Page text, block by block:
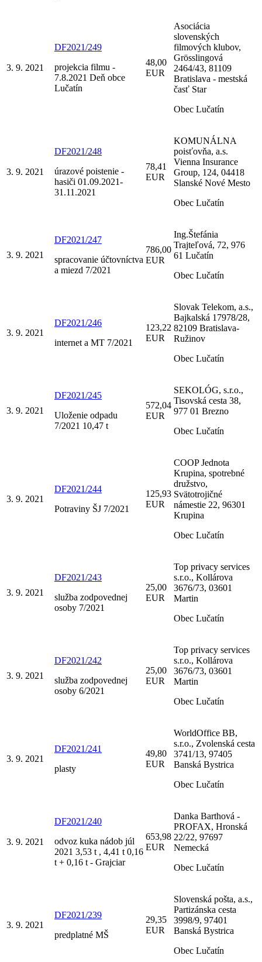
3. 9. 2021
DF2021/249
projekcia filmu -
7.8.2021 Deň obce
Lučatín
48,00
EUR
Asociácia
slovenských
filmových klubov,
Grösslingová
2464/43, 81109
Bratislava - mestská
časť Star
Obec Lučatín
3. 9. 2021
DF2021/248
úrazové poistenie -
hasiči 01.09.2021-
31.11.2021
78,41
EUR
KOMUNÁLNA
poisťovňa, a.s.
Vienna Insurance
Group, 124, 04418
Slanské Nové Mesto
Obec Lučatín
3. 9. 2021
DF2021/247
spracovanie účtovníctva
a miezd 7/2021
786,00
EUR
Ing.Štefánia
Trajteľová, 72, 976
61 Lučatín
Obec Lučatín
3. 9. 2021
DF2021/246
internet a MT 7/2021
123,22
EUR
Slovak Telekom, a.s.,
Bajkalská 17978/28,
82109 Bratislava-
Ružinov
Obec Lučatín
3. 9. 2021
DF2021/245
Uloženie odpadu
7/2021 10,47 t
572,04
EUR
SEKOLÓG, s.r.o.,
Tisovská cesta 38,
977 01 Brezno
Obec Lučatín
3. 9. 2021
DF2021/244
Potraviny ŠJ 7/2021
125,93
EUR
COOP Jednota
Krupina, spotrebné
družstvo,
Svätotrojičné
námestie 22, 96301
Krupina
Obec Lučatín
3. 9. 2021
DF2021/243
služba zodpovednej
osoby 7/2021
25,00
EUR
Top privacy services
s.r.o., Kollárova
3676/73, 03601
Martin
Obec Lučatín
3. 9. 2021
DF2021/242
služba zodpovednej
osoby 6/2021
25,00
EUR
Top privacy services
s.r.o., Kollárova
3676/73, 03601
Martin
Obec Lučatín
3. 9. 2021
DF2021/241
plasty
49,80
EUR
WorldOffice BB,
s.r.o., Zvolenská cesta
3741/13, 97405
Banská Bystrica
Obec Lučatín
3. 9. 2021
DF2021/240
odvoz kuka nádob júl
2021 3,53 t , 4,41 t 0,16
t + 0,16 t - Grajciar
653,98
EUR
Danka Barthová -
PROFAX, Hronská
22/22, 97697
Nemecká
Obec Lučatín
3. 9. 2021
DF2021/239
predplatné MŠ
29,35
EUR
Slovenská pošta, a.s.,
Partizánska cesta
3998/9, 97401
Banská Bystrica
Obec Lučatín